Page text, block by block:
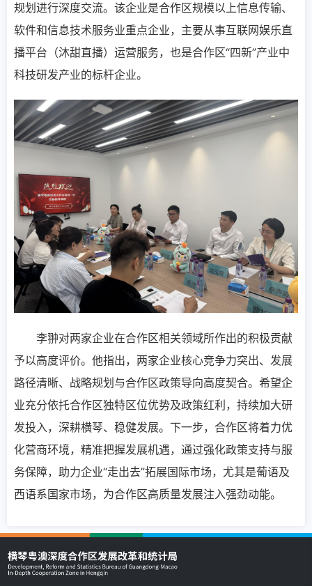
规划进行深度交流。该企业是合作区规模以上信息传输、
软件和信息技术服务业重点企业，主要从事互联网娱乐直
播平台（沐甜直播）运营服务，也是合作区“四新”产业中
科技研发产业的标杆企业。
李翀对两家企业在合作区相关领域所作出的积极贡献
予以高度评价。他指出，两家企业核心竞争力突出、发展
路径清晰、战略规划与合作区政策导向高度契合。希望企
业充分依托合作区独特区位优势及政策红利，持续加大研
发投入，深耕横琴、稳健发展。下一步，合作区将着力优
化营商环境，精准把握发展机遇，通过强化政策支持与服
务保障，助力企业“走出去”拓展国际市场，尤其是葡语及
西语系国家市场，为合作区高质量发展注入强劲动能。